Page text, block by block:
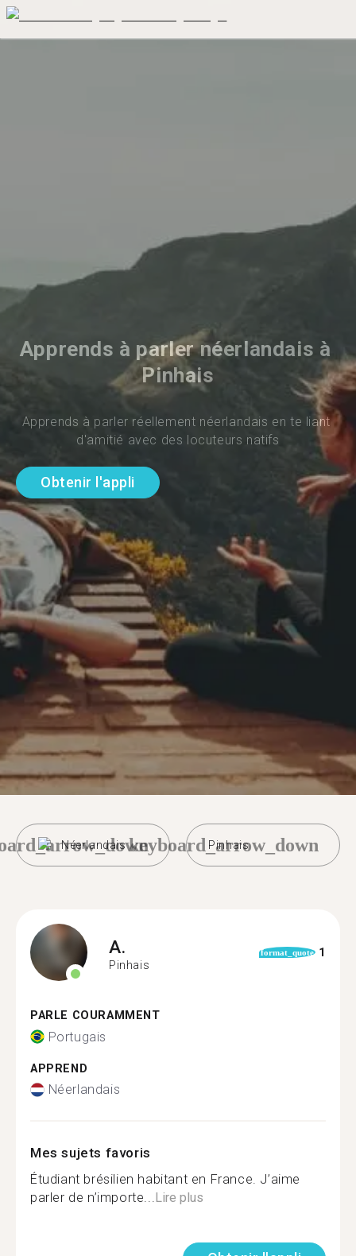
Apprends à parler néerlandais à
Pinhais
Apprends à parler réellement néerlandais en te liant
d'amitié avec des locuteurs natifs
Obtenir l'appli
Néerlandais Pinhais
keyboard_arrow_down
A.
Pinhais
format_quote 1
PARLE COURAMMENT
Portugais
APPREND
Néerlandais
Mes sujets favoris
Étudiant brésilien habitant en France. J’aime
parler de n’importe...Lire plus